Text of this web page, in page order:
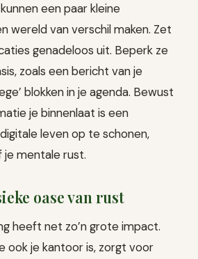
een paar kleine
wereld van verschil maken. Zet
genadeloos uit. Beperk ze
zoals een bericht van je
blokken in je agenda. Bewust
je binnenlaat is een
leven op te schonen,
mentale rust.
oase van rust
heeft net zo’n grote impact.
ook je kantoor is, zorgt voor